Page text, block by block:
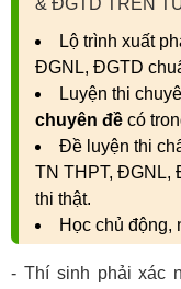
Lộ trình xuất
ĐGNL, ĐGTD
Luyện thi
chuyên đề có
Đề luyện thi
TN THPT, ĐGNL,
thi thật.
Học chủ động,
- Thí sinh phải xác